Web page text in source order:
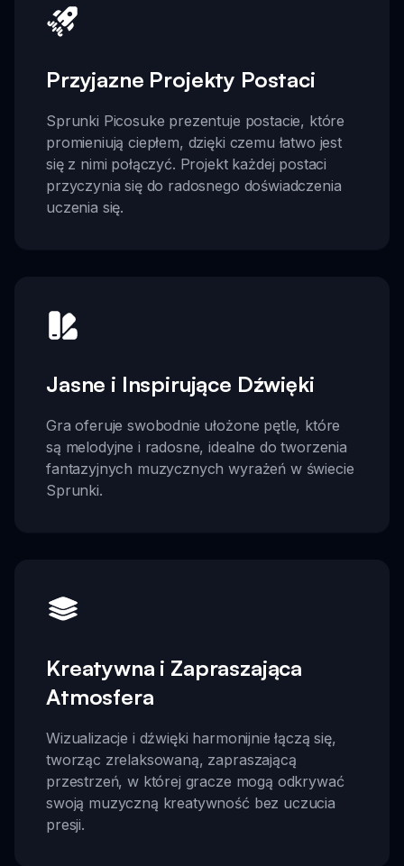
Przyjazne Projekty Postaci
Sprunki Picosuke prezentuje postacie, które
promieniują ciepłem, dzięki czemu łatwo jest
się z nimi połączyć. Projekt każdej postaci
przyczynia się do radosnego doświadczenia
uczenia się.
Jasne i Inspirujące Dźwięki
Gra oferuje swobodnie ułożone pętle, które
są melodyjne i radosne, idealne do tworzenia
fantazyjnych muzycznych wyrażeń w świecie
Sprunki.
Kreatywna i Zapraszająca
Atmosfera
Wizualizacje i dźwięki harmonijnie łączą się,
tworząc zrelaksowaną, zapraszającą
przestrzeń, w której gracze mogą odkrywać
swoją muzyczną kreatywność bez uczucia
presji.